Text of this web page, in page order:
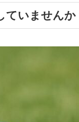
ていませんか